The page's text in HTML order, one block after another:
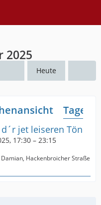
2025
Heute
jet leiseren Tön
17:30 – 23:15
Hackenbroicher Straße